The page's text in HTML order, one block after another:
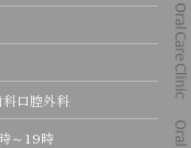
口腔外科
～19時